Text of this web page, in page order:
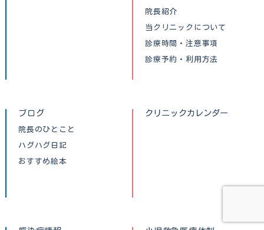
院長紹介
当クリニックについて
診療時間・注意事項
診療予約・利用方法
ブログ
院長のひとこと
ハグハグ日記
おすすめ絵本
クリニックカレンダー